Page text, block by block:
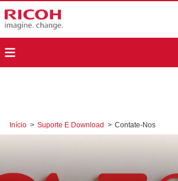
Início > Suporte E Download > Contate-Nos